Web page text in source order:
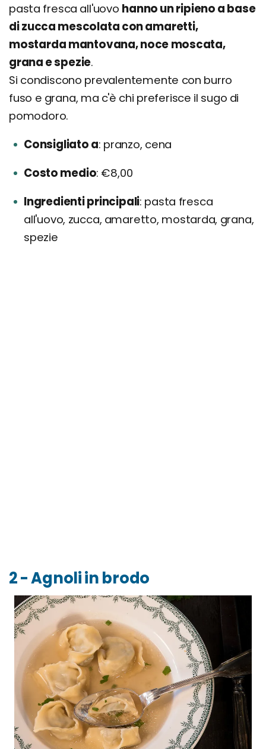
pasta fresca all'uovo hanno un ripieno a base
di zucca mescolata con amaretti,
mostarda mantovana, noce moscata,
grana e spezie.
Si condiscono prevalentemente con burro
fuso e grana, ma c'è chi preferisce il sugo di
pomodoro.
Consigliato a pranzo, cena
Costo medio €8,00
Ingredienti principali pasta fresca
all'uovo, zucca, amaretto, mostarda, grana,
spezie
2 - Agnoli in brodo